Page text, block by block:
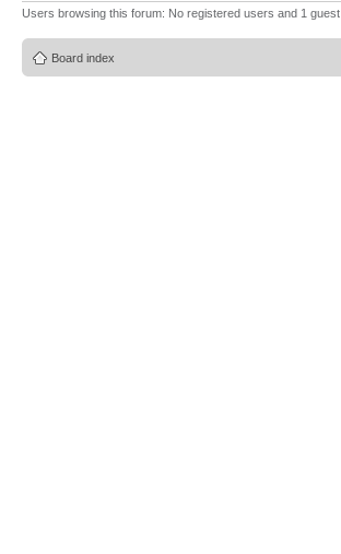
Users browsing this forum: No registered users and 1 guest
Board index